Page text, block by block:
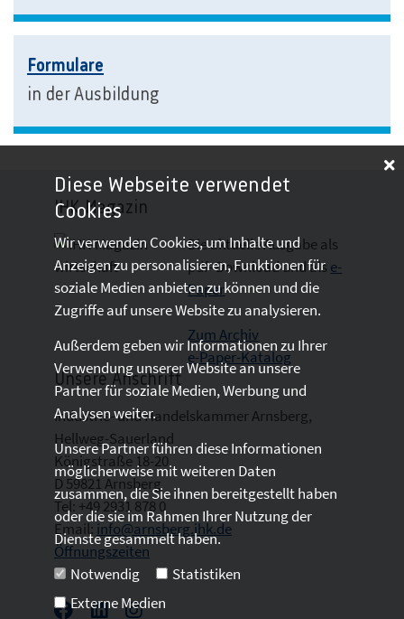
Formulare
in der Ausbildung
IHK-Magazin
Die aktuelle Ausgabe als
pdf- Downloadund als e-
Paper
Zum Archiv
e-Paper-Katalog
Unsere Anschrift
Industrie- und Handelskammer Arnsberg,
Hellweg-Sauerland
Königstraße 18-20
D 59821 Arnsberg
Tel: +49 2931 878 0
Email:info@arnsberg.ihk.de
Öffnungszeiten
Diese Webseite verwendet
Cookies
Wir verwenden Cookies, um Inhalte und
Anzeigen zu personalisieren, Funktionen für
soziale Medien anbieten zu können und die
Zugriffe auf unsere Website zu analysieren.
Außerdem geben wir Informationen zu Ihrer
Verwendung unserer Website an unsere
Partner für soziale Medien, Werbung und
Analysen weiter.
Unsere Partner führen diese Informationen
möglicherweise mit weiteren Daten
zusammen, die Sie ihnen bereitgestellt haben
oder die sie im Rahmen Ihrer Nutzung der
Dienste gesammelt haben.
Notwendig
Statistiken
Externe Medien